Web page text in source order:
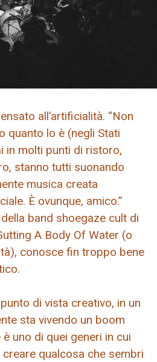
all’artificialità. “Non
quanto lo è (negli Stati
in molti punti di ristoro,
stanno tutti suonando
musica creata
È ovunque, amico.”
band shoegaze cult di
A Body Of Water (o
conosce fin troppo bene
di vista creativo, in un
sta vivendo un boom
uno di quei generi in cui
qualcosa che sembri